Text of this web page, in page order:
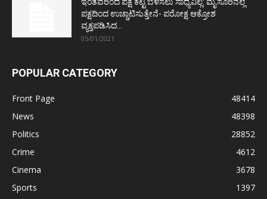
ಇಂತವರಿಂದ ಪಕ್ಷ ಕಟ್ಟಿ ಬೆಳೆಸಲು ಸಾಧ್ಯವಿಲ್ಲ: ಮೈಸೂರಿನಲ್ಲೆ
ಪಕ್ಷದಿಂದ ಉಚ್ಚಾಟಿಸುತ್ತೇನೆ- ಪರೋಕ್ಷ ಆಕ್ರೋಶ
ವ್ಯಕ್ತಪಡಿಸಿದ...
05/01/2021
POPULAR CATEGORY
Front Page
48414
News
48398
Politics
28852
Crime
4612
Cinema
3678
Sports
1397